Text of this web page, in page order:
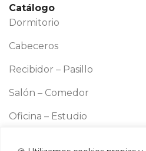
Catálogo
Dormitorio
Cabeceros
Recibidor – Pasillo
Salón – Comedor
Oficina – Estudio